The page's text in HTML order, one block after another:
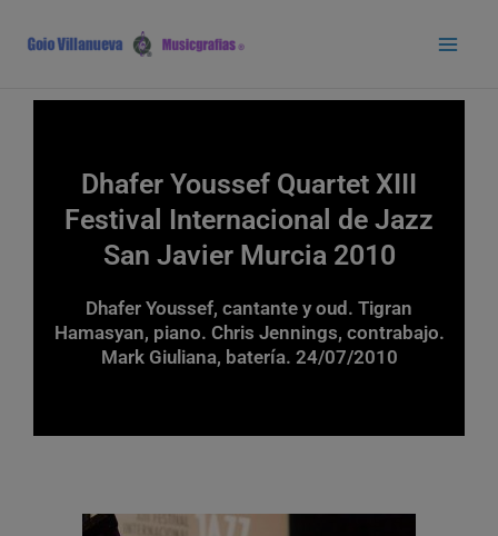
contenido
Dhafer Youssef Quartet XIII
Festival Internacional de Jazz
San Javier Murcia 2010
Dhafer Youssef, cantante y oud. Tigran
Hamasyan, piano. Chris Jennings, contrabajo.
Mark Giuliana, batería. 24/07/2010